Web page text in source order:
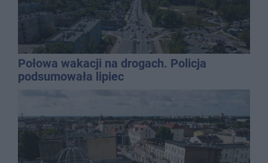
Połowa wakacji na drogach. Policja
podsumowała lipiec